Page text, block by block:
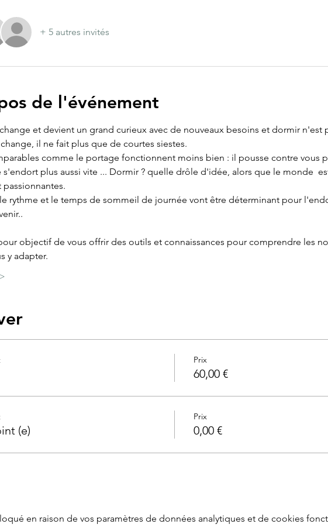
+ 5 autres invités
de l'événement
et devient un grand curieux avec de nouveaux besoins et dormir n'est
il ne fait plus que de courtes siestes.
comme le portage fonctionnent moins bien : il pousse contre vous
s'endort plus aussi vite ... Dormir ? quelle drôle d'idée, alors que le monde
passionnantes.
rythme et le temps de sommeil de journée vont être déterminant pour
objectif de vous offrir des outils et connaissances pour comprendre les
y adapter.
Prix
60,00 €
(e)
Prix
0,00 €
en raison de vos paramètres de données analytiques et de cookies